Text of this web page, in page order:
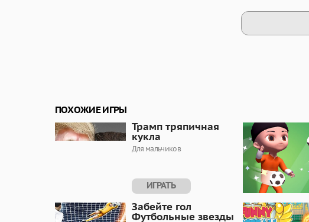
ПОХОЖИЕ ИГРЫ
Трамп тряпичная
кукла
Для мальчиков
ИГРАТЬ
Забейте гол
Футбольные звезды